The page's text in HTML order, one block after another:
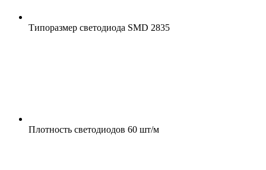
Типоразмер светодиода SMD 2835
Плотность светодиодов 60 шт/м